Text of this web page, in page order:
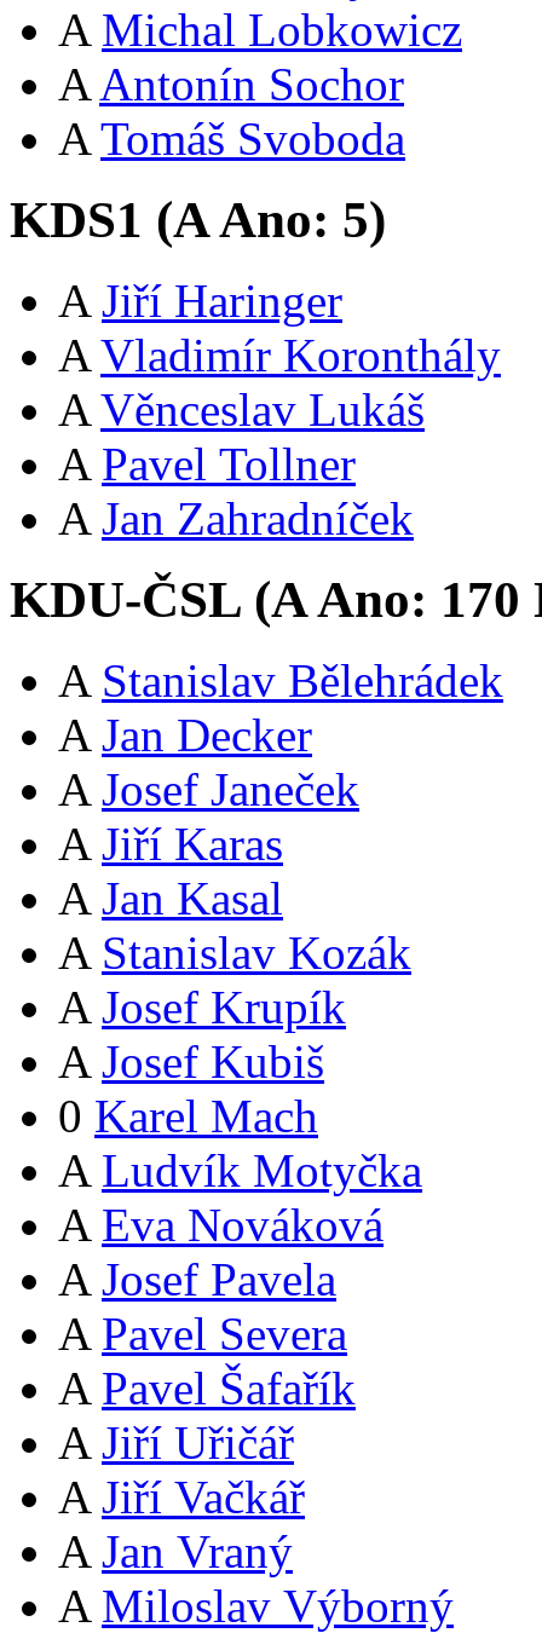
A Michal Lobkowicz
A Antonín Sochor
A Tomáš Svoboda
KDS1 (AAno: 5)
A Jiří Haringer
A Vladimír Koronthály
A Věnceslav Lukáš
A Pavel Tollner
A Jan Zahradníček
KDU-ČSL (AAno: 170
A Stanislav Bělehrádek
A Jan Decker
A Josef Janeček
A Jiří Karas
A Jan Kasal
A Stanislav Kozák
A Josef Krupík
A Josef Kubiš
0 Karel Mach
A Ludvík Motyčka
A Eva Nováková
A Josef Pavela
A Pavel Severa
A Pavel Šafařík
A Jiří Uřičář
A Jiří Vačkář
A Jan Vraný
A Miloslav Výborný